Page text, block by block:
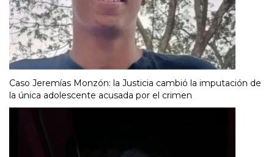
Caso Jeremías Monzón: la Justicia cambió la imputación de
la única adolescente acusada por el crimen